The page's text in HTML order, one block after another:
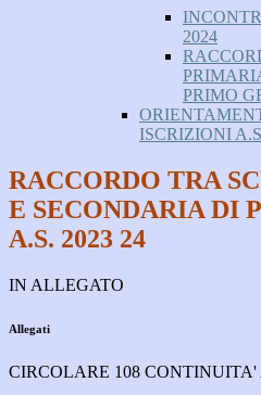
2024
PRIMO
ISCRIZIONI
RACCORDO TRA
E SECONDARIA DI
A.S. 2023 24
IN ALLEGATO
Allegati
CIRCOLARE 108 CONTINUITA'